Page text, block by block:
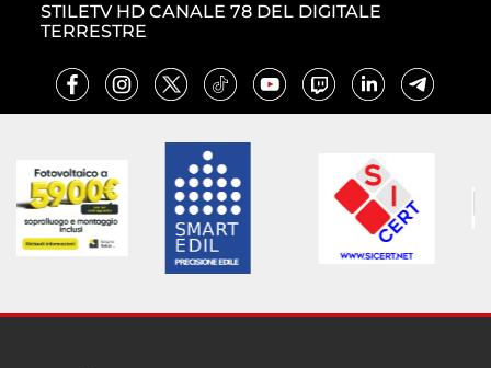
STILETV HD CANALE 78 DEL DIGITALE
TERRESTRE